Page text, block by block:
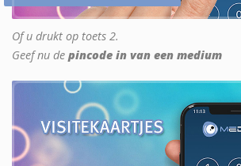
Of u drukt op toets 2.
Geef nu de pincode in van een medium